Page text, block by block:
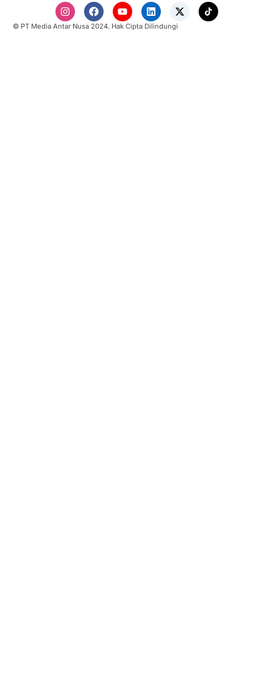
© PT Media Antar Nusa 2024. Hak Cipta Dilindungi